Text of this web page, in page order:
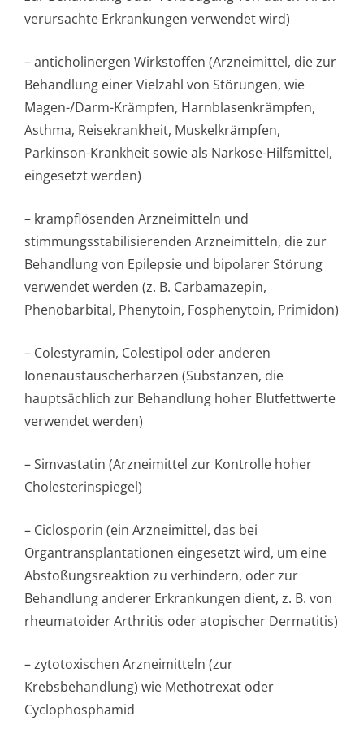
verursachte Erkrankungen verwendet wird)
– anticholinergen Wirkstoffen (Arzneimittel, die zur
Behandlung einer Vielzahl von Störungen, wie
Magen-/Darm-Krämpfen, Harnblasenkrämpfen,
Asthma, Reisekrankheit, Muskelkrämpfen,
Parkinson-Krankheit sowie als Narkose-Hilfsmittel,
eingesetzt werden)
– krampflösenden Arzneimitteln und
stimmungsstabi­lisierenden Arzneimitteln, die zur
Behandlung von Epilepsie und bipolarer Störung
verwendet werden (z. B. Carbamazepin,
Phenobarbital, Phenytoin, Fosphenytoin, Primidon)
– Colestyramin, Colestipol oder anderen
Ionenaustauscher­harzen (Substanzen, die
hauptsächlich zur Behandlung hoher Blutfettwerte
verwendet werden)
– Simvastatin (Arzneimittel zur Kontrolle hoher
Cholesterinspiegel)
– Ciclosporin (ein Arzneimittel, das bei
Organtransplan­tationen eingesetzt wird, um eine
Abstoßungsreaktion zu verhindern, oder zur
Behandlung anderer Erkrankungen dient, z. B. von
rheumatoider Arthritis oder atopischer Dermatitis)
– zytotoxischen Arzneimitteln (zur
Krebsbehandlung) wie Methotrexat oder
Cyclophosphamid